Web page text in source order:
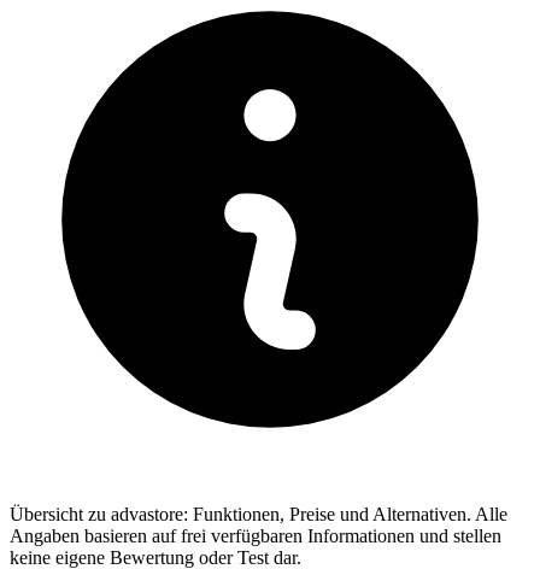
Übersicht zu advastore: Funktionen, Preise und Alternativen. Alle
Angaben basieren auf frei verfügbaren Informationen und stellen
keine eigene Bewertung oder Test dar.